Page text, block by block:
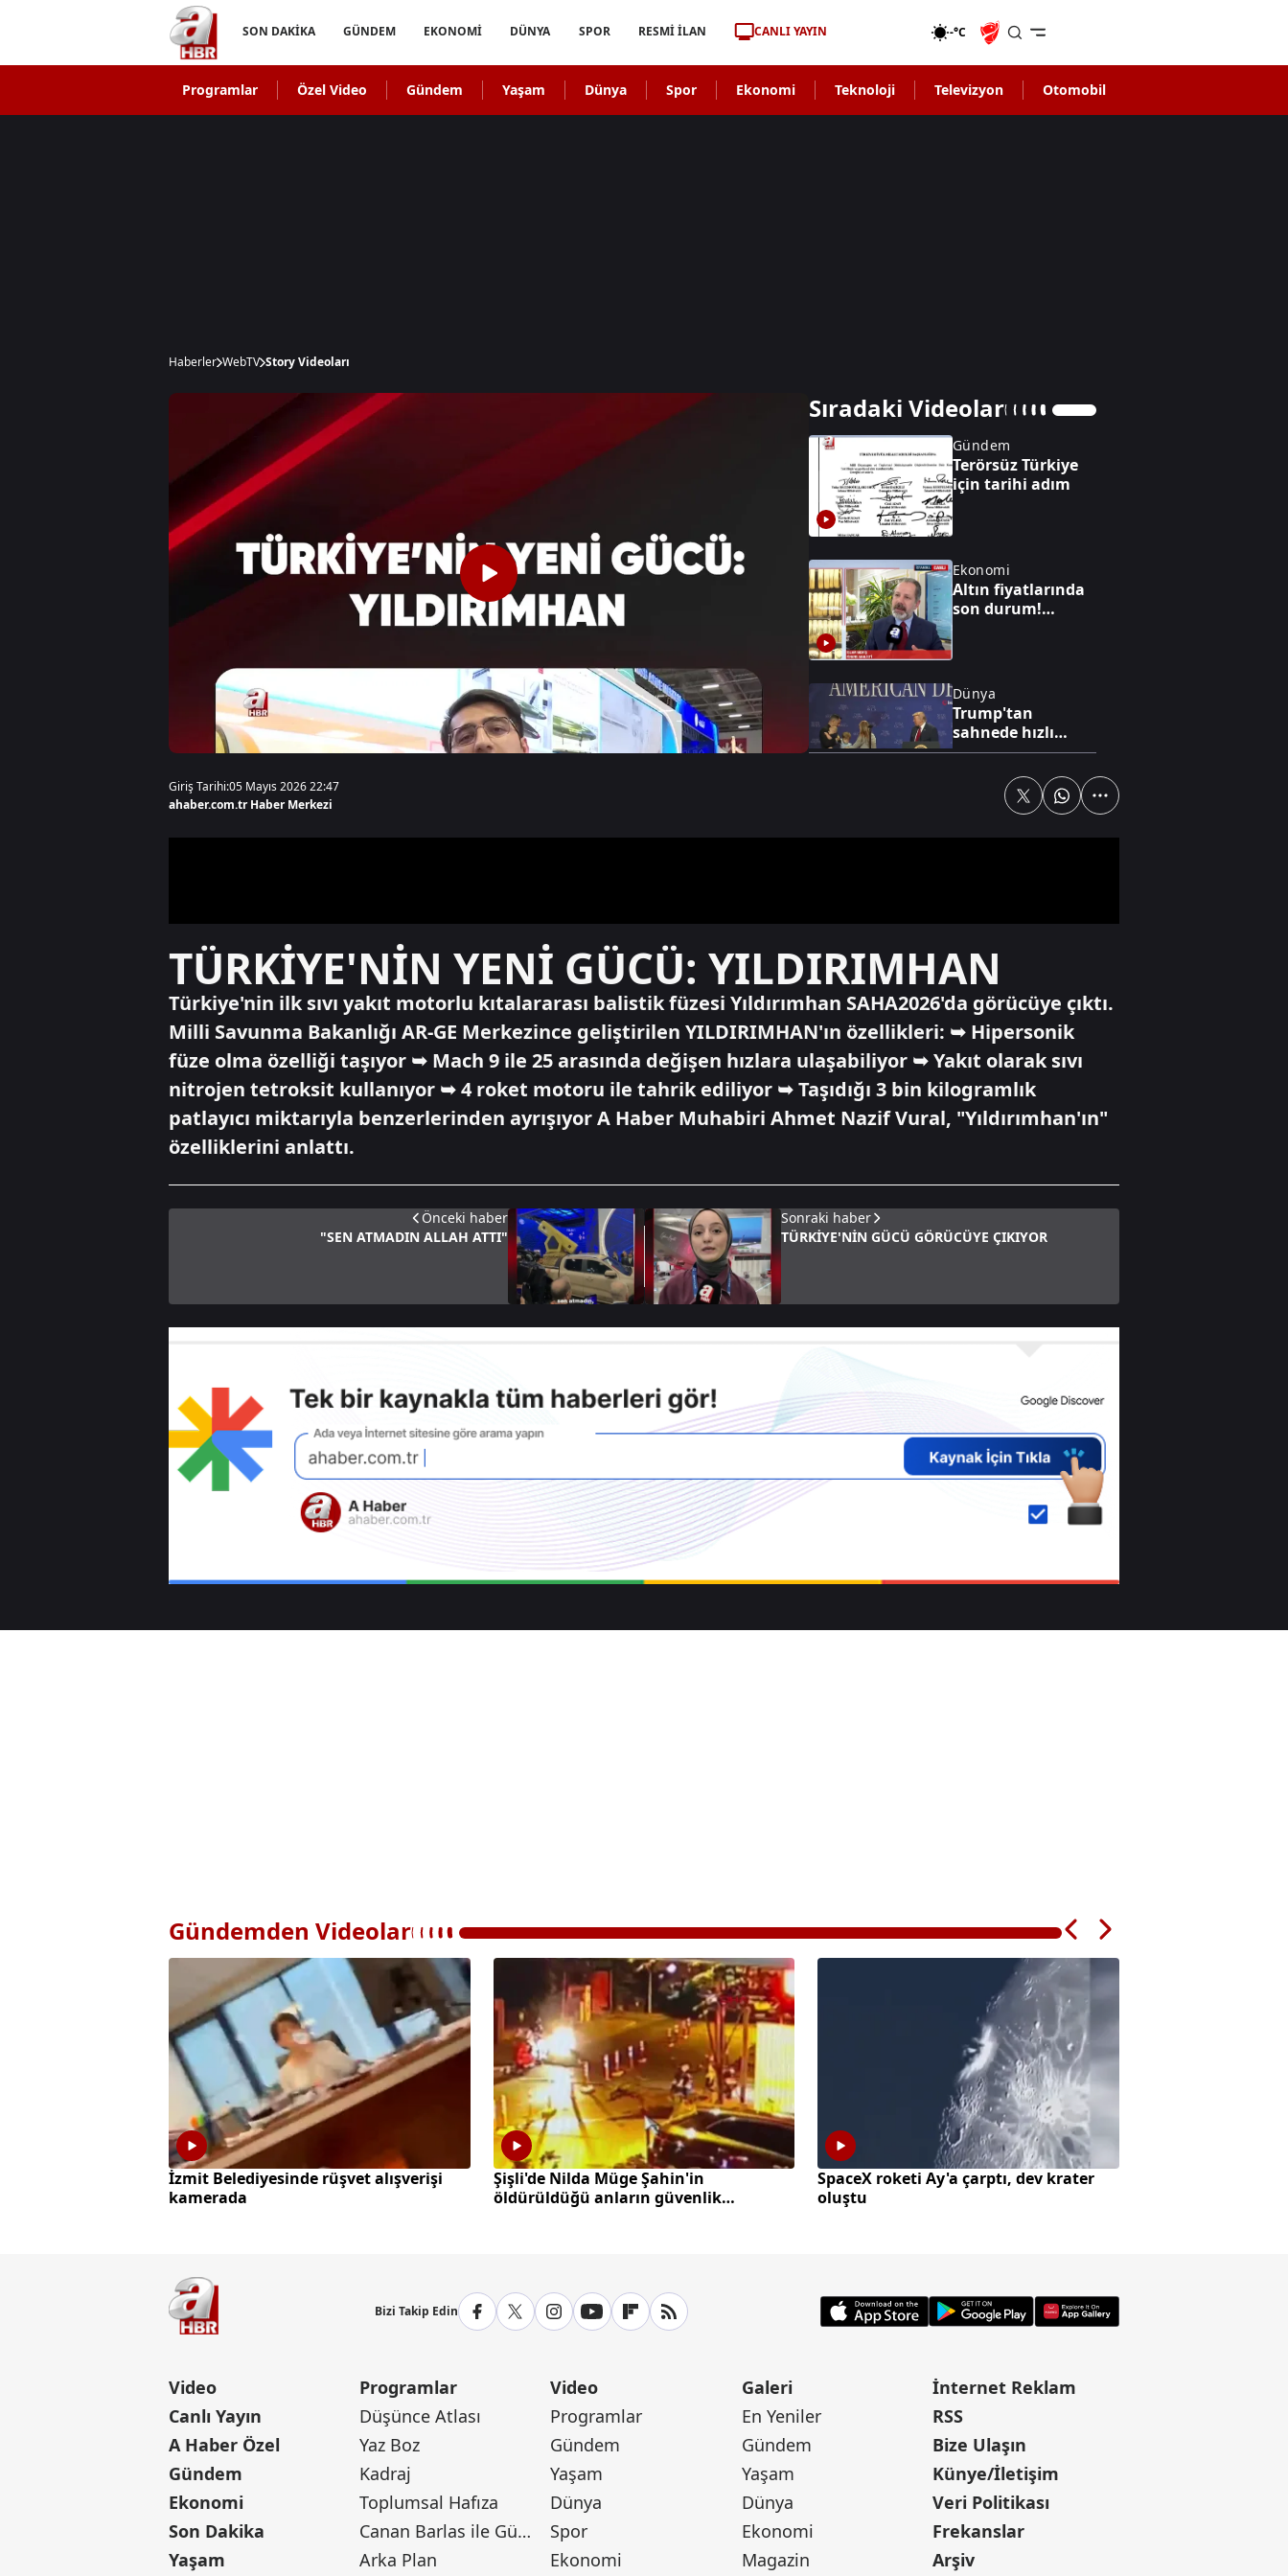
SON DAKİKA GÜNDEM EKONOMİ DÜNYA SPOR RESMİ İLAN CANLI YAYIN -°C
Programlar Özel Video Gündem Yaşam Dünya Spor Ekonomi Teknoloji Televizyon Otomobil
Haberler WebTV Story Videoları
Sıradaki Videolar
Gündem
Terörsüz Türkiye
için tarihi adım
Ekonomi
Altın fiyatlarında
son durum!
Dünya
Trump'tan
sahnede hızlı
müdahale! Küçük
yakaladı
Sıcak havada
Çikolata
kutusunda 1,2
milyon dolar
rüşvet
Gündem
Başkan Erdoğan
ve Bahçeli bir
araya geldi
Giriş Tarihi:05 Mayıs 2026 22:47
ahaber.com.tr Haber Merkezi
TÜRKİYE'NİN YENİ GÜCÜ: YILDIRIMHAN
Türkiye'nin ilk sıvı yakıt motorlu kıtalararası balistik füzesi Yıldırımhan SAHA2026'da görücüye çıktı.
Milli Savunma Bakanlığı AR-GE Merkezince geliştirilen YILDIRIMHAN'ın özellikleri: ➥ Hipersonik
füze olma özelliği taşıyor ➥ Mach 9 ile 25 arasında değişen hızlara ulaşabiliyor ➥ Yakıt olarak sıvı
nitrojen tetroksit​​​​​​​ kullanıyor ➥ 4 roket motoru ile tahrik ediliyor ➥ Taşıdığı 3 bin kilogramlık
patlayıcı miktarıyla benzerlerinden ayrışıyor A Haber Muhabiri Ahmet Nazif Vural, "Yıldırımhan'ın"
özelliklerini anlattı.
Önceki haber
"SEN ATMADIN ALLAH ATTI"
Sonraki haber
TÜRKİYE'NİN GÜCÜ GÖRÜCÜYE ÇIKIYOR
Gündemden Videolar
İzmit Belediyesinde rüşvet alışverişi
kamerada
Şişli'de Nilda Müge Şahin'in
öldürüldüğü anların güvenlik
SpaceX roketi Ay'a çarptı, dev krater
oluştu
Bizi Takip Edin
Video
Canlı Yayın
A Haber Özel
Gündem
Ekonomi
Son Dakika
Yaşam
Programlar
Düşünce Atlası
Yaz Boz
Kadraj
Toplumsal Hafıza
Canan Barlas ile Gündem
Arka Plan
Video
Programlar
Gündem
Yaşam
Dünya
Spor
Ekonomi
Galeri
En Yeniler
Gündem
Yaşam
Dünya
Ekonomi
Magazin
İnternet Reklam
RSS
Bize Ulaşın
Künye/İletişim
Veri Politikası
Frekanslar
Arşiv